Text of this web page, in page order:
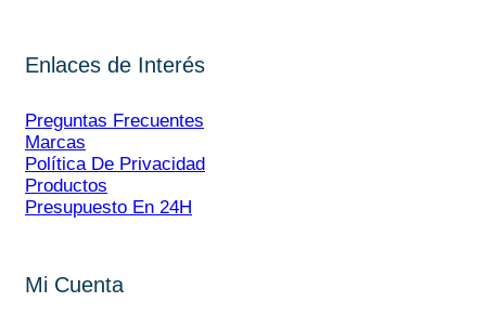
Enlaces de Interés
Preguntas Frecuentes
Marcas
Política De Privacidad
Productos
Presupuesto En 24H
Mi Cuenta